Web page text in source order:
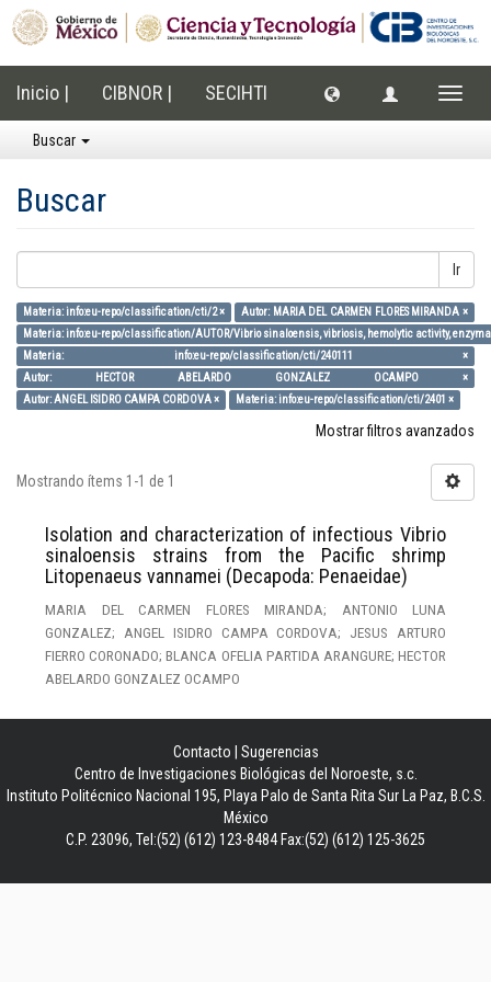
Inicio | CIBNOR | SECIHTI
Buscar
Buscar
Ir
Materia: info:eu-repo/classification/cti/2 ×
Autor: MARIA DEL CARMEN FLORES MIRANDA ×
Materia: info:eu-repo/classification/AUTOR/Vibrio sinaloensis, vibriosis, hemolytic activity,
Materia: info:eu-repo/classification/cti/240111 ×
Autor: HECTOR ABELARDO GONZALEZ OCAMPO ×
Autor: ANGEL ISIDRO CAMPA CORDOVA ×
Materia: info:eu-repo/classification/cti/2401 ×
Mostrar filtros avanzados
Mostrando ítems 1-1 de 1
Isolation and characterization of infectious Vibrio
sinaloensis strains from the Pacific shrimp
Litopenaeus vannamei (Decapoda: Penaeidae)
MARIA DEL CARMEN FLORES MIRANDA; ANTONIO LUNA
GONZALEZ; ANGEL ISIDRO CAMPA CORDOVA; JESUS ARTURO
FIERRO CORONADO; BLANCA OFELIA PARTIDA ARANGURE; HECTOR
ABELARDO GONZALEZ OCAMPO
Contacto
Sugerencias
Centro de Investigaciones Biológicas del Noroeste, s.c.
Instituto Politécnico Nacional 195, Playa Palo de Santa Rita Sur La Paz, B.C.S.
México
C.P. 23096, Tel:(52) (612) 123-8484 Fax:(52) (612) 125-3625